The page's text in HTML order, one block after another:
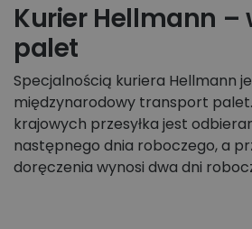
Kurier Hellmann –
palet
Specjalnością kuriera Hellmann
międzynarodowy transport palet.
krajowych przesyłka jest
następnego dnia roboczego, a
doręczenia wynosi dwa dni